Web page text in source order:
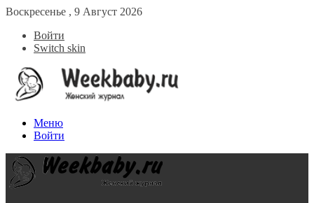
Воскресенье , 9 Август 2026
Войти
Switch skin
Меню
Войти